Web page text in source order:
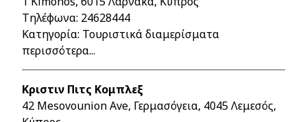
Τηλέφωνα: 24628444
Κατηγορία: Τουριστικά διαμερίσματα
περισσότερα...
Κριστιν Πιτς Κομπλεξ
42 Mesovounion Ave, Γερμασόγεια, 4045 Λεμεσός,